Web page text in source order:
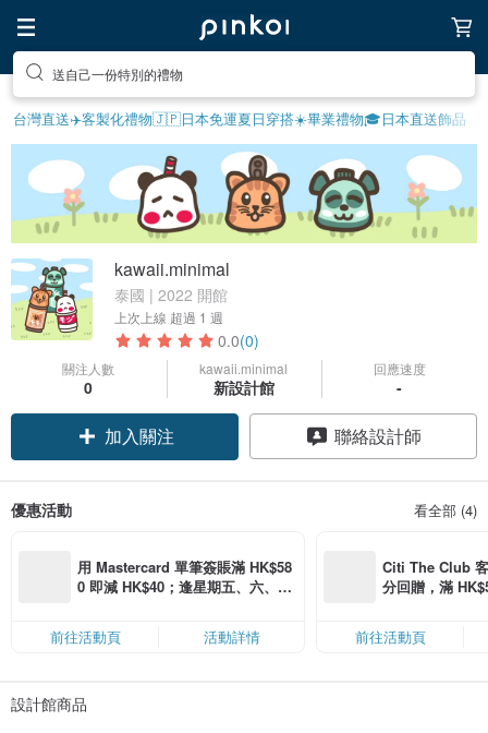
送自己一份特別的禮物
台灣直送✈️客製化禮物🇯🇵日本免運夏日穿搭☀️畢業禮物🎓日本直送飾品
kawaii.minimal
泰國 | 2022 開館
上次上線 超過 1 週
0.0(0)
關注人數
0
kawaii.minimal
新設計館
回應速度
-
加入關注 聯絡設計師
優惠活動 看全部 (4)
用 Mastercard 單筆簽賬滿 HK$58
0 即減 HK$40；逢星期五、六、日
限，額滿即止，僅限「常用信用
卡」結帳）
前往活動頁 活動詳情
Citi The Club
分回贈，滿
前往活動頁
設計館商品